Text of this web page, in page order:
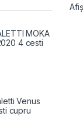
MOKA
4 cesti
Venus
cupru